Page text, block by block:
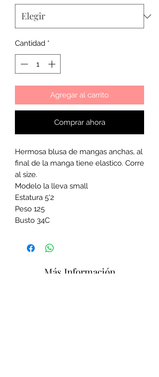
Cantidad *
Agregar al carrito
Comprar ahora
Hermosa blusa de mangas anchas, al
final de la manga tiene elastico. Corre
al size.
Modelo la lleva small
Estatura 5'2
Peso 125
Busto 34C
Más Información